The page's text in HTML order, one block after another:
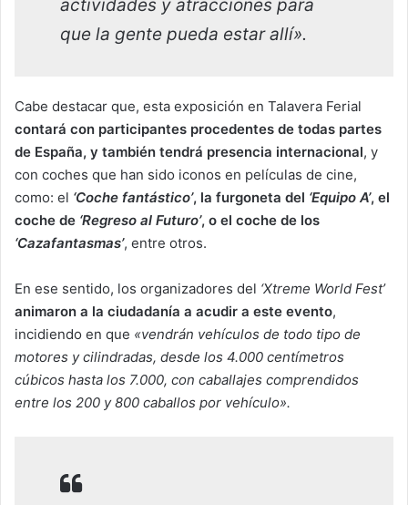
actividades y atracciones para
que la gente pueda estar allí».
Cabe destacar que, esta exposición en Talavera Ferial
contará con participantes procedentes de todas partes
de España, y también tendrá presencia internacional, y
con coches que han sido iconos en películas de cine,
como: el ‘Coche fantástico’, la furgoneta del ‘Equipo A’, el
coche de ‘Regreso al Futuro’, o el coche de los
‘Cazafantasmas’, entre otros.
En ese sentido, los organizadores del ‘Xtreme World Fest’
animaron a la ciudadanía a acudir a este evento,
incidiendo en que «vendrán vehículos de todo tipo de
motores y cilindradas, desde los 4.000 centímetros
cúbicos hasta los 7.000, con caballajes comprendidos
entre los 200 y 800 caballos por vehículo».